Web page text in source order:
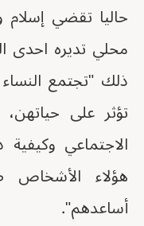
حاليا تقضي
محلي تديره احدى
ذلك "تجتمع
تؤثر على
الاجتماعي
هؤلاء الأشخاص
أساعدهم".